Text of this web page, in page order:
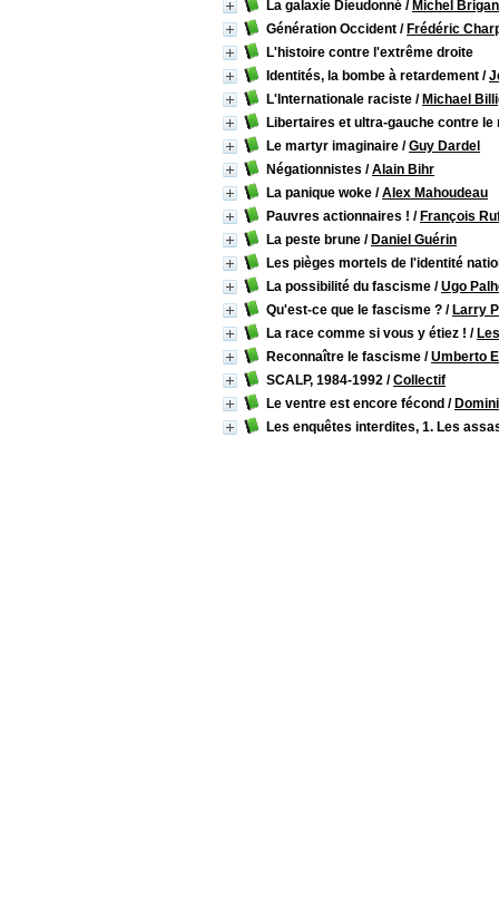
La galaxie Dieudonné / Michel
Génération Occident / Frédéric
L'histoire contre l'extrême droite
Identités, la bombe à retardement /
L'Internationale raciste / Michael
Libertaires et ultra-gauche contre le
Le martyr imaginaire /Guy Dardel
Négationnistes /Alain Bihr
La panique woke /Alex Mahoudeau
Pauvres actionnaires ! / François
La peste brune / Daniel Guérin
Les pièges mortels de l'identité
La possibilité du fascisme /Ugo
Qu'est-ce que le fascisme ? / Larry
La race comme si vous y étiez ! /
Reconnaître le fascisme /Umberto
SCALP, 1984-1992 /Collectif
Le ventre est encore fécond /
Les enquêtes interdites, 1. Les